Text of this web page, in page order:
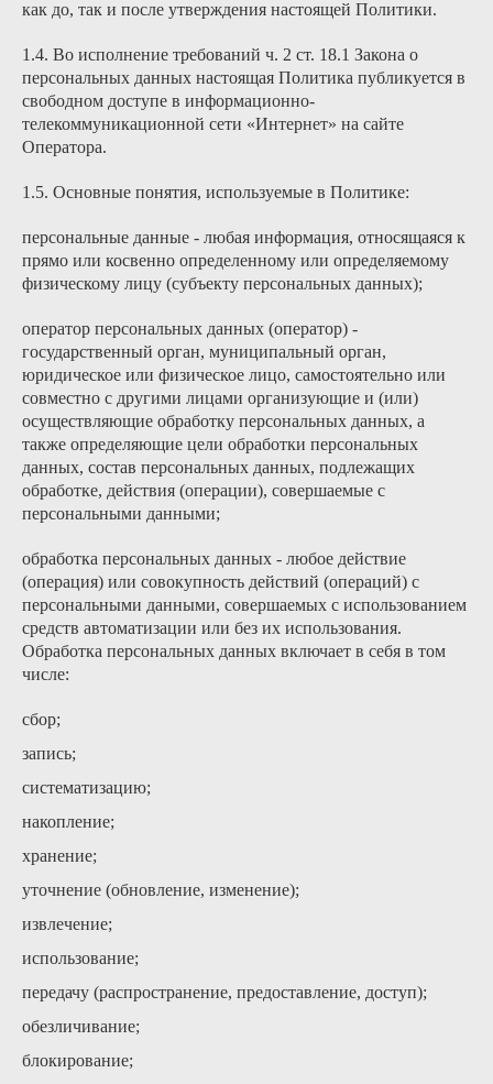
как до, так и после утверждения настоящей Политики.
1.4. Во исполнение требований ч. 2 ст. 18.1 Закона о
персональных данных настоящая Политика публикуется в
свободном доступе в информационно-
телекоммуникационной сети «Интернет» на сайте
Оператора.
1.5. Основные понятия, используемые в Политике:
персональные данные - любая информация, относящаяся к
прямо или косвенно определенному или определяемому
физическому лицу (субъекту персональных данных);
оператор персональных данных (оператор) -
государственный орган, муниципальный орган,
юридическое или физическое лицо, самостоятельно или
совместно с другими лицами организующие и (или)
осуществляющие обработку персональных данных, а
также определяющие цели обработки персональных
данных, состав персональных данных, подлежащих
обработке, действия (операции), совершаемые с
персональными данными;
обработка персональных данных - любое действие
(операция) или совокупность действий (операций) с
персональными данными, совершаемых с использованием
средств автоматизации или без их использования.
Обработка персональных данных включает в себя в том
числе:
сбор;
запись;
систематизацию;
накопление;
хранение;
уточнение (обновление, изменение);
извлечение;
использование;
передачу (распространение, предоставление, доступ);
обезличивание;
блокирование;